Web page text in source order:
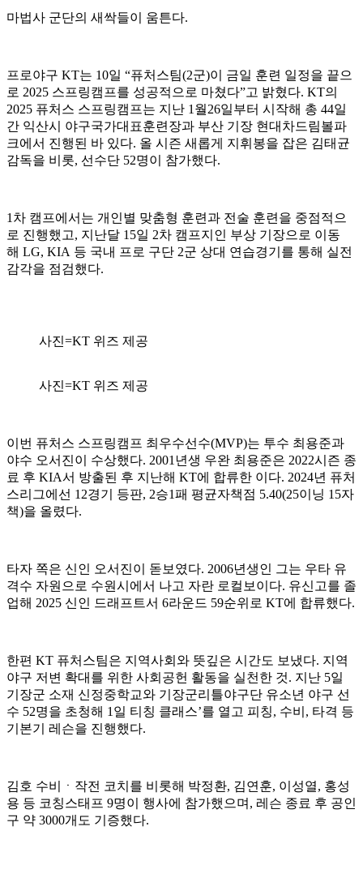
마법사 군단의 새싹들이 움튼다.
프로야구 KT는 10일 “퓨처스팀(2군)이 금일 훈련 일정을 끝으
로 2025 스프링캠프를 성공적으로 마쳤다”고 밝혔다. KT의
2025 퓨처스 스프링캠프는 지난 1월26일부터 시작해 총 44일
간 익산시 야구국가대표훈련장과 부산 기장 현대차드림볼파
크에서 진행된 바 있다. 올 시즌 새롭게 지휘봉을 잡은 김태균
감독을 비롯, 선수단 52명이 참가했다.
1차 캠프에서는 개인별 맞춤형 훈련과 전술 훈련을 중점적으
로 진행했고, 지난달 15일 2차 캠프지인 부상 기장으로 이동
해 LG, KIA 등 국내 프로 구단 2군 상대 연습경기를 통해 실전
감각을 점검했다.
사진=KT 위즈 제공
사진=KT 위즈 제공
이번 퓨처스 스프링캠프 최우수선수(MVP)는 투수 최용준과
야수 오서진이 수상했다. 2001년생 우완 최용준은 2022시즌 종
료 후 KIA서 방출된 후 지난해 KT에 합류한 이다. 2024년 퓨처
스리그에선 12경기 등판, 2승1패 평균자책점 5.40(25이닝 15자
책)을 올렸다.
타자 쪽은 신인 오서진이 돋보였다. 2006년생인 그는 우타 유
격수 자원으로 수원시에서 나고 자란 로컬보이다. 유신고를 졸
업해 2025 신인 드래프트서 6라운드 59순위로 KT에 합류했다.
한편 KT 퓨처스팀은 지역사회와 뜻깊은 시간도 보냈다. 지역
야구 저변 확대를 위한 사회공헌 활동을 실천한 것. 지난 5일
기장군 소재 신정중학교와 기장군리틀야구단 유소년 야구 선
수 52명을 초청해 1일 티칭 클래스’를 열고 피칭, 수비, 타격 등
기본기 레슨을 진행했다.
김호 수비ㆍ작전 코치를 비롯해 박정환, 김연훈, 이성열, 홍성
용 등 코칭스태프 9명이 행사에 참가했으며, 레슨 종료 후 공인
구 약 3000개도 기증했다.